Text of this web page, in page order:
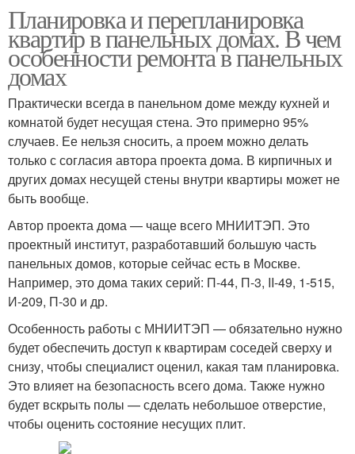
Планировка и перепланировка
квартир в панельных домах. В чем
особенности ремонта в панельных
домах
Практически всегда в панельном доме между кухней и
комнатой будет несущая стена. Это примерно 95%
случаев. Ее нельзя сносить, а проем можно делать
только с согласия автора проекта дома. В кирпичных и
других домах несущей стены внутри квартиры может не
быть вообще.
Автор проекта дома — чаще всего МНИИТЭП. Это
проектный институт, разработавший большую часть
панельных домов, которые сейчас есть в Москве.
Например, это дома таких серий: П-44, П-3, II-49, 1-515,
И-209, П-30 и др.
Особенность работы с МНИИТЭП — обязательно нужно
будет обеспечить доступ к квартирам соседей сверху и
снизу, чтобы специалист оценил, какая там планировка.
Это влияет на безопасность всего дома. Также нужно
будет вскрыть полы — сделать небольшое отверстие,
чтобы оценить состояние несущих плит.